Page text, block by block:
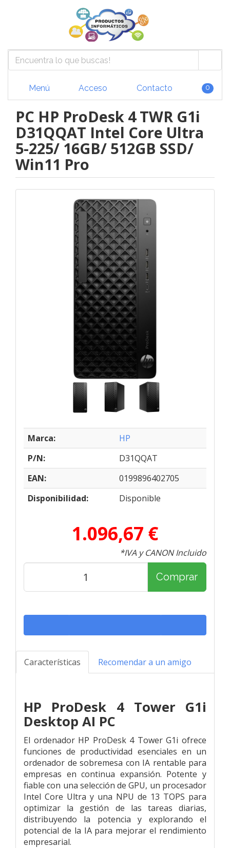
Menú Acceso Contacto 0
PC HP ProDesk 4 TWR G1i
D31QQAT Intel Core Ultra
5-225/ 16GB/ 512GB SSD/
Win11 Pro
Marca:
HP
P/N:
D31QQAT
EAN:
0199896402705
Disponibilidad:
Disponible
1.096,67 €
*IVA y CANON Incluido
Comprar
Características Recomendar a un amigo
HP ProDesk 4 Tower G1i
Desktop AI PC
El ordenador HP ProDesk 4 Tower G1i ofrece
funciones de productividad esenciales en un
ordenador de sobremesa con IA rentable para
empresas en continua expansión. Potente y
fiable con una selección de GPU, un procesador
Intel Core Ultra y una NPU de 13 TOPS para
optimizar la gestión de las tareas diarias,
distribuyendo la potencia y explorando el
potencial de la IA para mejorar el rendimiento
empresarial.